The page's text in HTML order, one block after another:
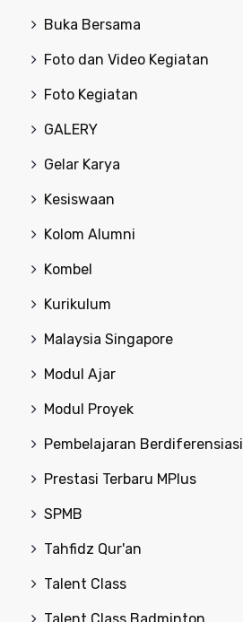
Buka Bersama
Foto dan Video Kegiatan
Foto Kegiatan
GALERY
Gelar Karya
Kesiswaan
Kolom Alumni
Kombel
Kurikulum
Malaysia Singapore
Modul Ajar
Modul Proyek
Pembelajaran Berdiferensiasi
Prestasi Terbaru MPlus
SPMB
Tahfidz Qur'an
Talent Class